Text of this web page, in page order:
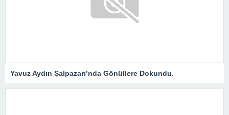
Yavuz Aydın Şalpazarı’nda Gönüllere Dokundu.